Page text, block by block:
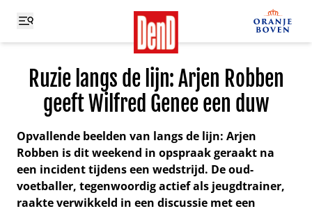
Ruzie langs de lijn: Arjen Robben
geeft Wilfred Genee een duw
Opvallende beelden van langs de lijn: Arjen
Robben is dit weekend in opspraak geraakt na
een incident tijdens een wedstrijd. De oud-
voetballer, tegenwoordig actief als jeugdtrainer,
raakte verwikkeld in een discussie met een